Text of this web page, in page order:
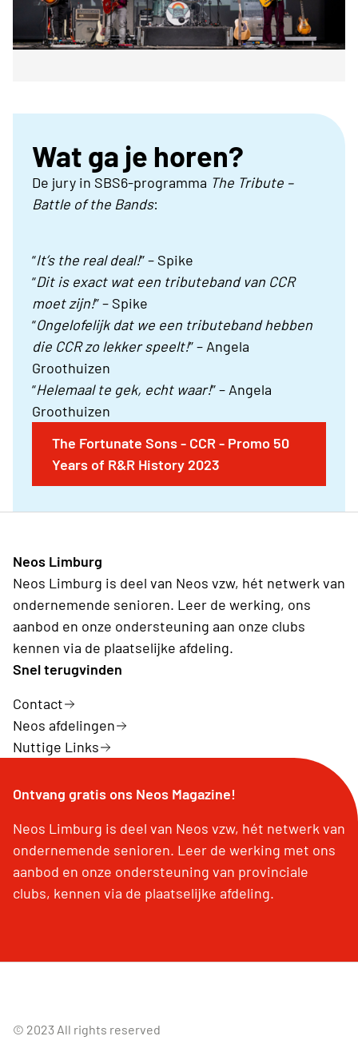
Wat ga je horen?
De jury in SBS6-programma The Tribute –
Battle of the Bands:
“It’s the real deal!” – Spike
“Dit is exact wat een tributeband van CCR
moet zijn!” – Spike
“Ongelofelijk dat we een tributeband hebben
die CCR zo lekker speelt!” – Angela
Groothuizen
“Helemaal te gek, echt waar!” – Angela
Groothuizen
The Fortunate Sons - CCR - Promo 50
Years of R&R History 2023
Neos Limburg
Neos Limburg is deel van Neos vzw, hét netwerk van
ondernemende senioren. Leer de werking, ons
aanbod en onze ondersteuning aan onze clubs
kennen via de plaatselijke afdeling.
Snel terugvinden
Contact
Neos afdelingen
Nuttige Links
Ontvang gratis ons Neos Magazine!
Neos Limburg is deel van Neos vzw, hét netwerk van
ondernemende senioren. Leer de werking met ons
aanbod en onze ondersteuning van provinciale
clubs, kennen via de plaatselijke afdeling.
© 2023 All rights reserved